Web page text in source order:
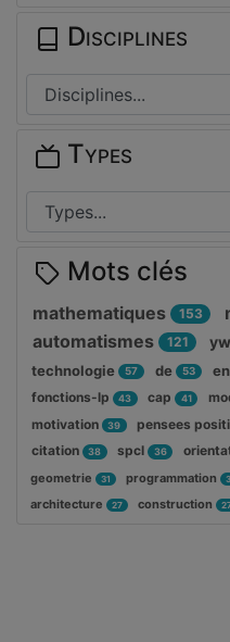
Disciplines
Types
Mots clés
mathematiques 153
automatismes 121
technologie 57 de 53
fonctions-lp 43 cap 41
motivation 39 pensees
citation 38 spcl 36
geometrie 31 programmation
architecture 27 construction